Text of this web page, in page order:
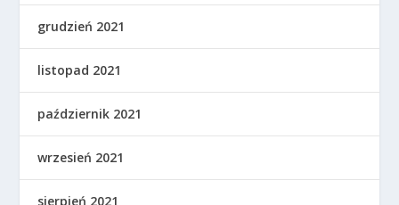
grudzień 2021
listopad 2021
październik 2021
wrzesień 2021
sierpień 2021